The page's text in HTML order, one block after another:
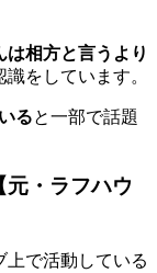
相方と言うより
識をしています。
ると一部で話題
・ラフハウ
上で活動している